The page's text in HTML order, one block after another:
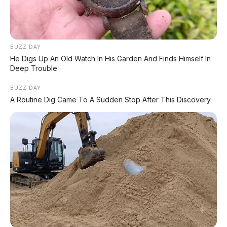
menjual di bawah brand Leapmotor dengan jaringan
distribusi Stellantis yang luas.
💰 Estimasi Harga (Pasar China)
Entry (EREV)
~250.000 yuan (~Rp537
juta)
High (EREV/EV)
~300.000 yuan (~Rp645
juta)
Flagship (EV
1.000V)
~350.000 yuan (~Rp752
juta)
Dengan harga mulaiRp430 jutaan, D99 berada jauh
di bawah kompetitor seperti Denza D9 (mulai 339.800
BUZZ DAY
He Digs Up An Old Watch In His Garden And Finds Himself In
Deep Trouble
BUZZ DAY
A Routine Dig Came To A Sudden Stop After This Discovery